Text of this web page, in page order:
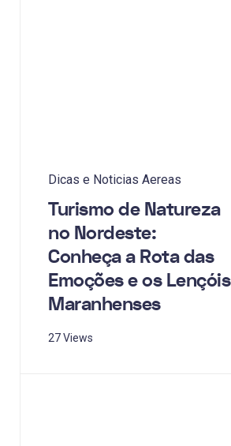
Dicas e Noticias Aereas
Turismo de Natureza
no Nordeste:
Conheça a Rota das
Emoções e os Lençóis
Maranhenses
27 Views